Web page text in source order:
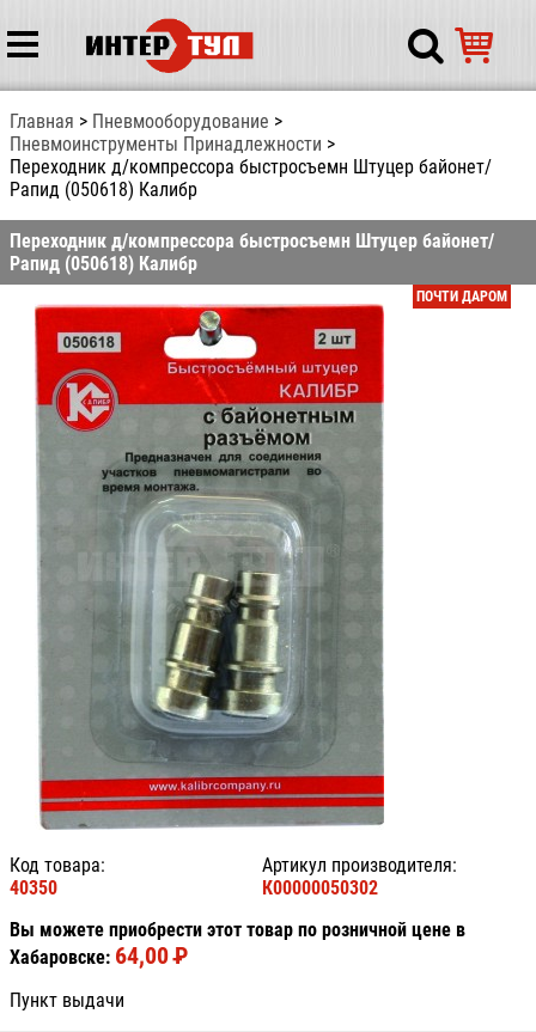
Главная
Пневмооборудование
Пневмоинструменты Принадлежности
Переходник д/компрессора быстросъемн Штуцер байонет/
Рапид (050618) Калибр
Переходник д/компрессора быстросъемн Штуцер байонет/
Рапид (050618) Калибр
ПОЧТИ ДАРОМ
Код товара:
40350
Артикул производителя:
К00000050302
Вы можете приобрести этот товар по розничной цене в
Хабаровске: 64,00PУБ.
Пункт выдачи